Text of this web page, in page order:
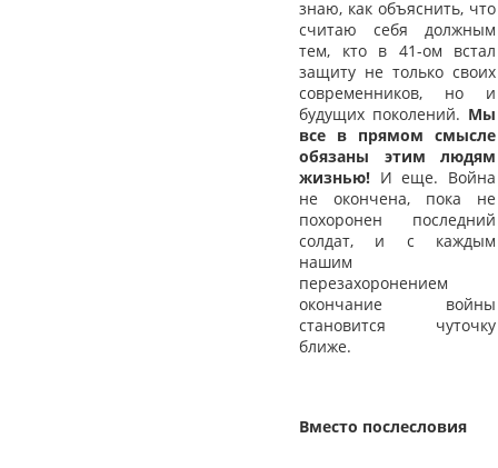
знаю, как объяснить, что
считаю себя должным
тем, кто в 41-ом встал
защиту не только своих
современников, но и
будущих поколений. Мы
все в прямом смысле
обязаны этим людям
жизнью! И еще. Война
не окончена, пока не
похоронен последний
солдат, и с каждым
нашим
перезахоронением
окончание войны
становится чуточку
ближе.
Вместо послесловия